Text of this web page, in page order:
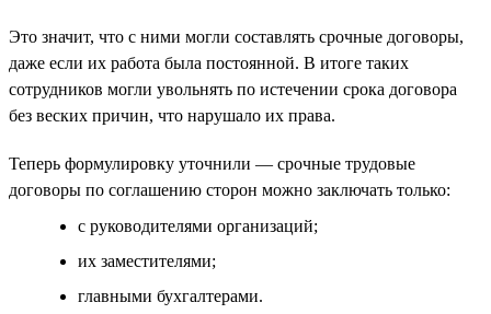
Это значит, что с ними могли составлять срочные договоры,
даже если их работа была постоянной. В итоге таких
сотрудников могли увольнять по истечении срока договора
без веских причин, что нарушало их права.
Теперь формулировку уточнили — срочные трудовые
договоры по соглашению сторон можно заключать только:
с руководителями организаций;
их заместителями;
главными бухгалтерами.